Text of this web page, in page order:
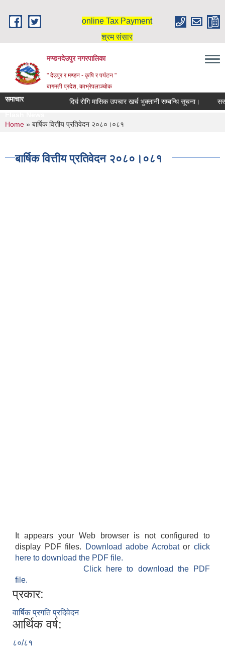
online Tax Payment
श्रम संसार
मण्डनदेउपुर नगरपालिका
" देउपुर र मण्डन - कृषि र पर्यटन "
बागमती प्रदेश, काभ्रेपलाञ्चोक
समाचार दिर्घ रोगि मासिक उपचार खर्च भुक्तानी सम्बन्धि सूचना।
You are here
Home » बार्षिक वित्तीय प्रतिवेदन २०८०।०८१
बार्षिक वित्तीय प्रतिवेदन २०८०।०८१
It appears your Web browser is not configured to
display PDF files.
Download adobe Acrobatorclick
here to download the PDF file.
Click here to download the PDF
file.
प्रकार:
वार्षिक प्रगति प्रदिवेदन
आर्थिक वर्ष:
८०/८१